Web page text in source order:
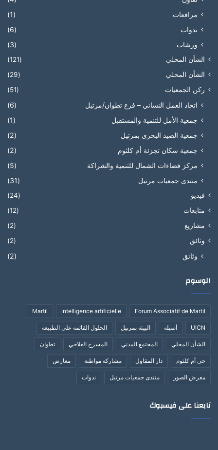
مرافعات
(1)
ندوات
(6)
ورشات
(3)
الشأن المحلي
(121)
الشأن المحلي
(29)
ركن الجمعيات
(51)
اتحاد العمل النسائي – فرع تطوان/مرتيل
(6)
جمعية الأمل للتنمية والمستقبل
(1)
جمعية الصيد البحري بمرتيل
(2)
جمعية سكان تجزئة أم كلثوم
(2)
مركز فضاءات الشمال للتنمية والشراكة
(5)
منتدى جمعيات مرتيل
(31)
فيديو
(24)
متابعات
(12)
مشاريع
(2)
وثائق
(2)
وثائق (2)
الوسوم
Forum Associatif de Martil
intelligence artificielle
Martil
UICN أصيلة البيئة بمرتيل الحلول القائمة على الطبيعة
الشأن المحلي المجتمع المدني المسرح العلاجي تطوان
حي أم كلثوم دار المقاول مشاركة مواطنة معارض
معرض الصور منتدى جمعيات مرتيل ندوات
تابعنا على فيسبوك